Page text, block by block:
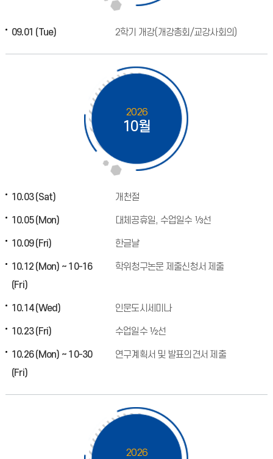
09.01 (Tue) 2학기 개강(개강총회/교강사회의)
2026
10월
10.03 (Sat) 개천절
10.05 (Mon) 대체공휴일, 수업일수 ⅓선
10.09 (Fri) 한글날
10.12 (Mon) ~ 10-16
(Fri)
학위청구논문 제출신청서 제출
10.14 (Wed) 인문도시세미나
10.23 (Fri) 수업일수 ½선
10.26 (Mon) ~ 10-30
(Fri)
연구계획서 및 발표의견서 제출
2026